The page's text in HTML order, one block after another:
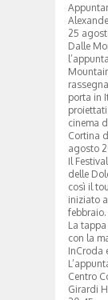
25
Dalle
porta in
proiettati
cinema
Cortina
agosto
Il
delle
così il
iniziato
febbraio.
La
con la
InCroda
Centro
Girardi